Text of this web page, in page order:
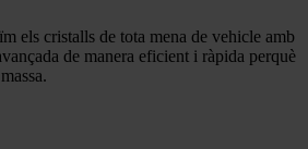
els cristalls de tota mena de vehicle amb
de manera eficient i ràpida perquè